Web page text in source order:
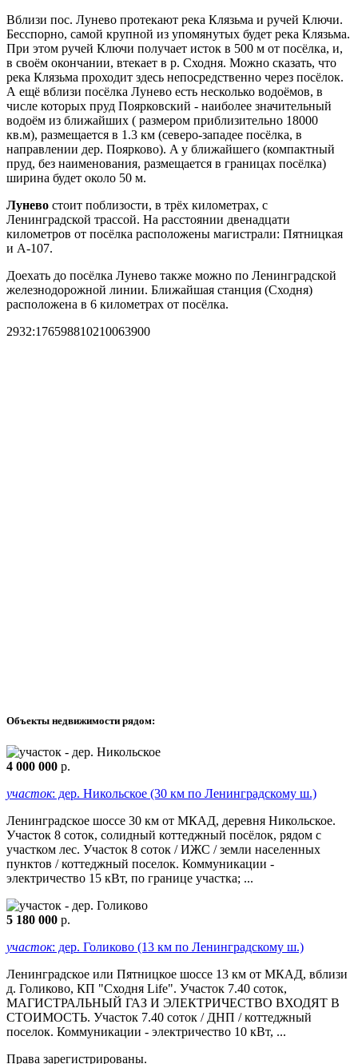
Вблизи пос. Лунево протекают река Клязьма и ручей Ключи.
Бесспорно, cамой крупной из упомянутых будет река Клязьма.
При этом ручей Ключи получает исток в 500 м от посёлка, и,
в своём окончании, втекает в р. Сходня. Можно сказать, что
река Клязьма проходит здесь непосредственно через посёлок.
А ещё вблизи посёлка Лунево есть несколько водоёмов, в
числе которых пруд Поярковский - наиболее значительный
водоём из ближайших ( размером приблизительно 18000
кв.м), размещается в 1.3 км (северо-западее посёлка, в
направлении дер. Поярково). A у ближайшего (компактный
пруд, без наименования, размещается в границах посёлка)
ширина будет около 50 м.
Лунево стоит поблизости, в трёх километрах, с
Ленинградской трассой. На расстоянии двенадцати
километров от посёлка расположены магистрали: Пятницкая
и A-107.
Доехать до посёлка Лунево также можно по Ленинградской
железнодорожной линии. Ближайшая станция (Сходня)
расположена в 6 километрах от посёлка.
2932:176598810210063900
Объекты недвижимости рядом:
4 000 000 р.
участок: дер. Никольское (30 км по Ленинградскому ш.)
Ленинградское шоссе 30 км от МКАД, деревня Никольское.
Участок 8 соток, солидный коттеджный посёлок, рядом с
участком лес. Участок 8 соток / ИЖС / земли населенных
пунктов / коттеджный поселок. Коммуникации -
электричество 15 кВт, по границе участка; ...
5 180 000 р.
участок: дер. Голиково (13 км по Ленинградскому ш.)
Ленинградское или Пятницкое шоссе 13 км от МКАД, вблизи
д. Голиково, КП "Сходня Life". Участок 7.40 соток,
МАГИСТРАЛЬНЫЙ ГАЗ И ЭЛЕКТРИЧЕСТВО ВХОДЯТ В
СТОИМОСТЬ. Участок 7.40 соток / ДНП / коттеджный
поселок. Коммуникации - электричество 10 кВт, ...
Права зарегистрированы.